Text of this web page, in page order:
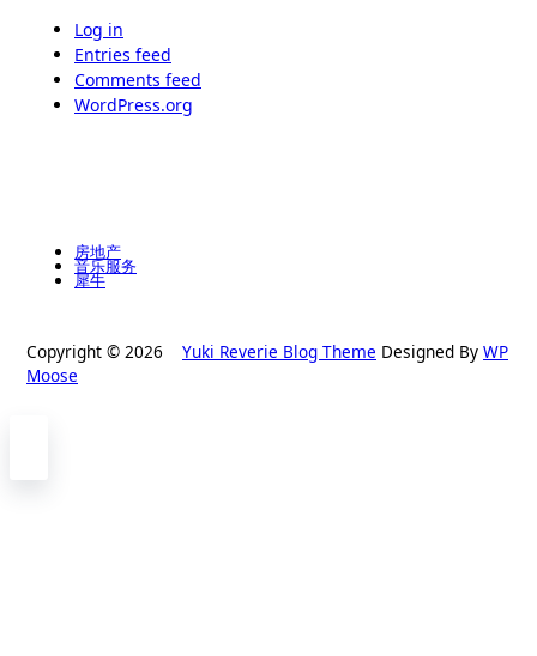
Log in
Entries feed
Comments feed
WordPress.org
房地产
音乐服务
犀牛
Copyright © 2026 Yuki Reverie Blog Theme Designed By WP
Moose